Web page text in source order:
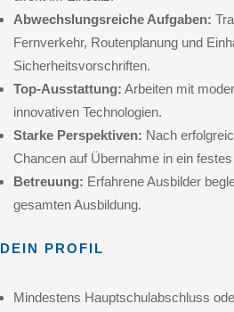
Abwechslungsreiche Aufgaben:
Fernverkehr, Routenplanung und
Sicherheitsvorschriften.
Top-Ausstattung: Arbeiten mit
innovativen Technologien.
Starke Perspektiven: Nach
Chancen auf Übernahme in ein
Betreuung: Erfahrene Ausbilder
gesamten Ausbildung.
DEIN PROFIL
Mindestens Hauptschulabschluss